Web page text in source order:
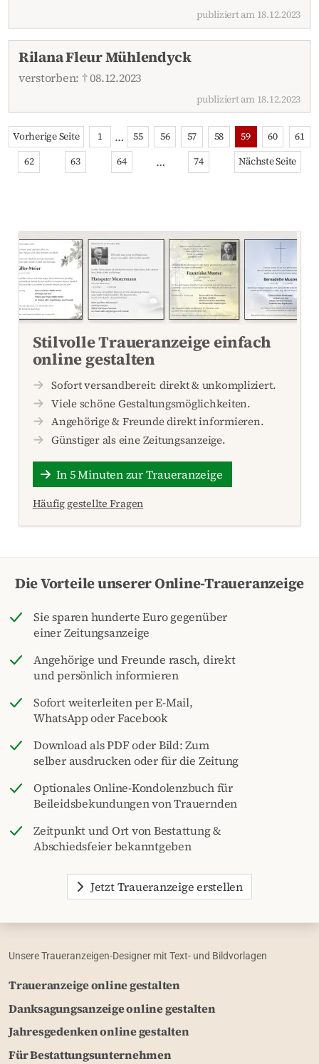
publiziert am 18.12.2023
Rilana Fleur Mühlendyck
verstorben: † 08.12.2023
publiziert am 18.12.2023
Vorherige Seite 1 … 55 56 57 58 59 60
61
62
63 64 … 74 Nächste Seite
Stilvolle Traueranzeige einfach
online gestalten
Sofort versandbereit: direkt & unkompliziert.
Viele schöne Gestaltungsmöglichkeiten.
Angehörige & Freunde direkt informieren.
Günstiger als eine Zeitungsanzeige.
In 5 Minuten zur Traueranzeige
Häufig gestellte Fragen
Die Vorteile unserer Online-Traueranzeige
Sie sparen hunderte Euro gegenüber
einer Zeitungsanzeige
Angehörige und Freunde rasch, direkt
und persönlich informieren
Sofort weiterleiten per E-Mail,
WhatsApp oder Facebook
Download als PDF oder Bild: Zum
selber ausdrucken oder für die Zeitung
Optionales Online-Kondolenzbuch für
Beileidsbekundungen von Trauernden
Zeitpunkt und Ort von Bestattung &
Abschiedsfeier bekanntgeben
Jetzt Traueranzeige erstellen
Unsere Traueranzeigen-Designer mit Text- und Bildvorlagen
Traueranzeige online gestalten
Danksagungsanzeige online gestalten
Jahresgedenken online gestalten
Für Bestattungsunternehmen